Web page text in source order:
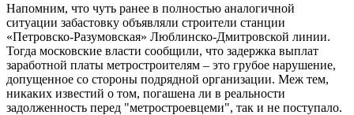
Напомним, что чуть ранее в полностью аналогичной
ситуации забастовку объявляли строители станции
«Петровско-Разумовская» Люблинско-Дмитровской линии.
Тогда московские власти сообщили, что задержка выплат
заработной платы метростроителям – это грубое нарушение,
допущенное со стороны подрядной организации. Меж тем,
никаких известий о том, погашена ли в реальности
задолженность перед "метростроевцеми", так и не поступало.